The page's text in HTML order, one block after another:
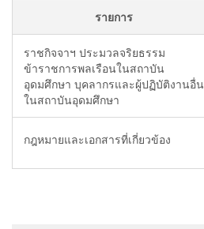
รายการ
ราชกิจจาฯ ประมวลจริยธรรม
ข้าราชการพลเรือนในสถาบัน
อุดมศึกษา บุคลากรและผู้ปฏิบัติงานอื่น
ในสถาบันอุดมศึกษา
กฎหมายและเอกสารที่เกี่ยวข้อง